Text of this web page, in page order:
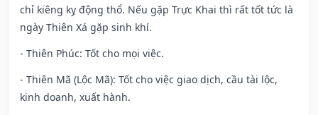
chỉ kiêng kỵ động thổ. Nếu gặp Trực Khai thì rất tốt tức là
ngày Thiên Xá gặp sinh khí.
- Thiên Phúc: Tốt cho mọi việc.
- Thiên Mã (Lộc Mã): Tốt cho việc giao dịch, cầu tài lộc,
kinh doanh, xuất hành.